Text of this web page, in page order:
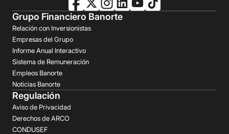
Grupo Financiero Banorte
Relación con Inversionistas
Empresas del Grupo
Informe Anual Interactivo
Sistema de Remuneración
Empleos Banorte
Noticias Banorte
Regulación
Aviso de Privacidad
Derechos de ARCO
CONDUSEF